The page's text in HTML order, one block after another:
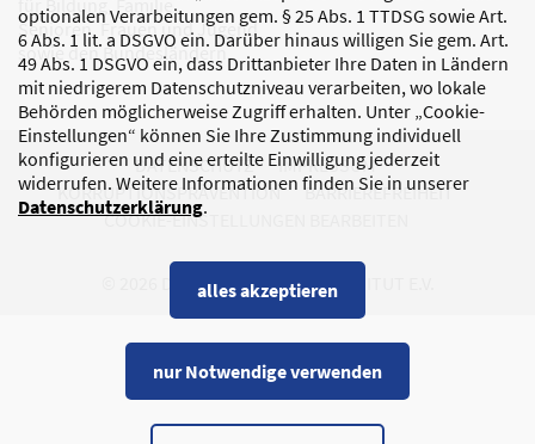
optionalen Verarbeitungen gem. § 25 Abs. 1 TTDSG sowie Art.
6 Abs. 1 lit. a DSGVO ein. Darüber hinaus willigen Sie gem. Art.
49 Abs. 1 DSGVO ein, dass Drittanbieter Ihre Daten in Ländern
mit niedrigerem Datenschutzniveau verarbeiten, wo lokale
Behörden möglicherweise Zugriff erhalten. Unter „Cookie-
Einstellungen“ können Sie Ihre Zustimmung individuell
konfigurieren und eine erteilte Einwilligung jederzeit
widerrufen. Weitere Informationen finden Sie in unserer
Datenschutzerklärung.
alles akzeptieren
nur Notwendige verwenden
Senioren, Frauen und Jugend
sowie den Bundesländern.
DATENSCHUTZ
IMPRESSUM
KORRUPTIONSPRÄVENTION
BARRIEREFREIHEIT
COOKIE-EINSTELLUNGEN BEARBEITEN
© 2026 DEUTSCHES JUGENDINSTITUT E.V.